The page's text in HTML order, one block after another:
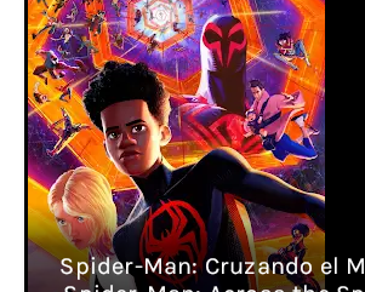
Spider-Man: Cruzando el